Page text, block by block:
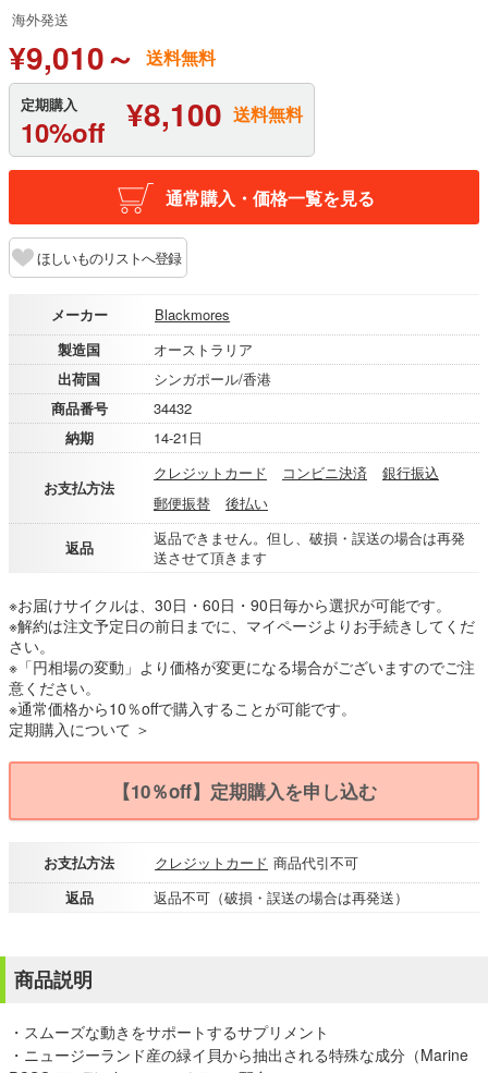
海外発送
¥9,010～ 送料無料
定期購入
10%off ¥8,100 送料無料
通常購入・価格一覧を見る
ほしいものリストへ登録
メーカー
Blackmores
製造国
オーストラリア
出荷国
シンガポール/香港
商品番号
34432
納期
14-21日
お支払方法
クレジットカード コンビニ決済
銀行振込
郵便振替
後払い
返品
返品できません。但し、破損・誤送の場合は再発
送させて頂きます
※お届けサイクルは、30日・60日・90日毎から選択が可能です。
※解約は注文予定日の前日までに、マイページよりお手続きしてくだ
さい。
※「円相場の変動」より価格が変更になる場合がございますのでご注
意ください。
※通常価格から10％offで購入することが可能です。
定期購入について ＞
【10％off】定期購入を申し込む
お支払方法 クレジットカード 商品代引不可
返品
返品不可（破損・誤送の場合は再発送）
商品説明
・スムーズな動きをサポートするサプリメント
・ニュージーランド産の緑イ貝から抽出される特殊な成分（Marine